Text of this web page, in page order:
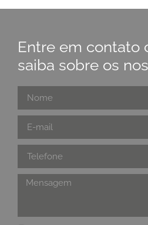
Entre em contato
saiba sobre os